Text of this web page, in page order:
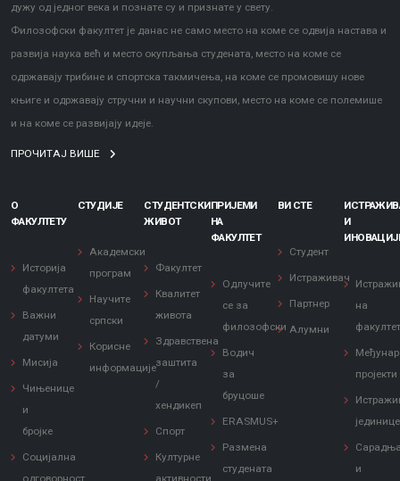
дужу од једног века и познате су и признате у свету.
Филозофски факултет је данас не само место на коме се одвија настава и
развија наука већ и место окупљања студената, место на коме се
одржавају трибине и спортска такмичења, на коме се промовишу нове
књиге и одржавају стручни и научни скупови, место на коме се полемише
и на коме се развијају идеје.
ПРОЧИТАЈ ВИШЕ
О
ФАКУЛТЕТУ
Историја
факултета
Важни
датуми
Мисија
Чињенице
и
бројке
Социјална
одговорност
СТУДИЈЕ
Академски
програм
Научите
српски
Корисне
информације
СТУДЕНТСКИ
ЖИВОТ
Факултет
Квалитет
живота
Здравствена
заштита
/
хендикеп
Спорт
Културне
активности
ПРИЈЕМИ
НА
ФАКУЛТЕТ
Одлучите
се за
филозофски
Водич
за
бруцоше
ERASMUS+
Размена
студената
ВИ СТЕ
Студент
Истраживач
Партнер
Алумни
И
на
пројекти
јединице
и